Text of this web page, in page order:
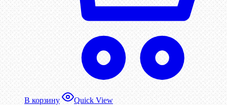
В корзину Quick View